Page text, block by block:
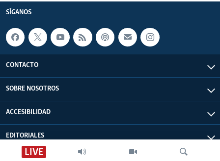
LIVE
SÍGANOS
CONTACTO
SOBRE NOSOTROS
ACCESIBILIDAD
EDITORIALES